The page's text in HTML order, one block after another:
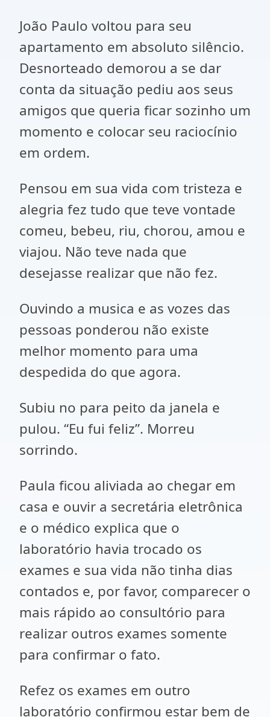
João Paulo voltou para seu
apartamento em absoluto silêncio.
Desnorteado demorou a se dar
conta da situação pediu aos seus
amigos que queria ficar sozinho um
momento e colocar seu raciocínio
em ordem.
Pensou em sua vida com tristeza e
alegria fez tudo que teve vontade
comeu, bebeu, riu, chorou, amou e
viajou. Não teve nada que
desejasse realizar que não fez.
Ouvindo a musica e as vozes das
pessoas ponderou não existe
melhor momento para uma
despedida do que agora.
Subiu no para peito da janela e
pulou. “Eu fui feliz”. Morreu
sorrindo.
Paula ficou aliviada ao chegar em
casa e ouvir a secretária eletrônica
e o médico explica que o
laboratório havia trocado os
exames e sua vida não tinha dias
contados e, por favor, comparecer o
mais rápido ao consultório para
realizar outros exames somente
para confirmar o fato.
Refez os exames em outro
laboratório confirmou estar bem de